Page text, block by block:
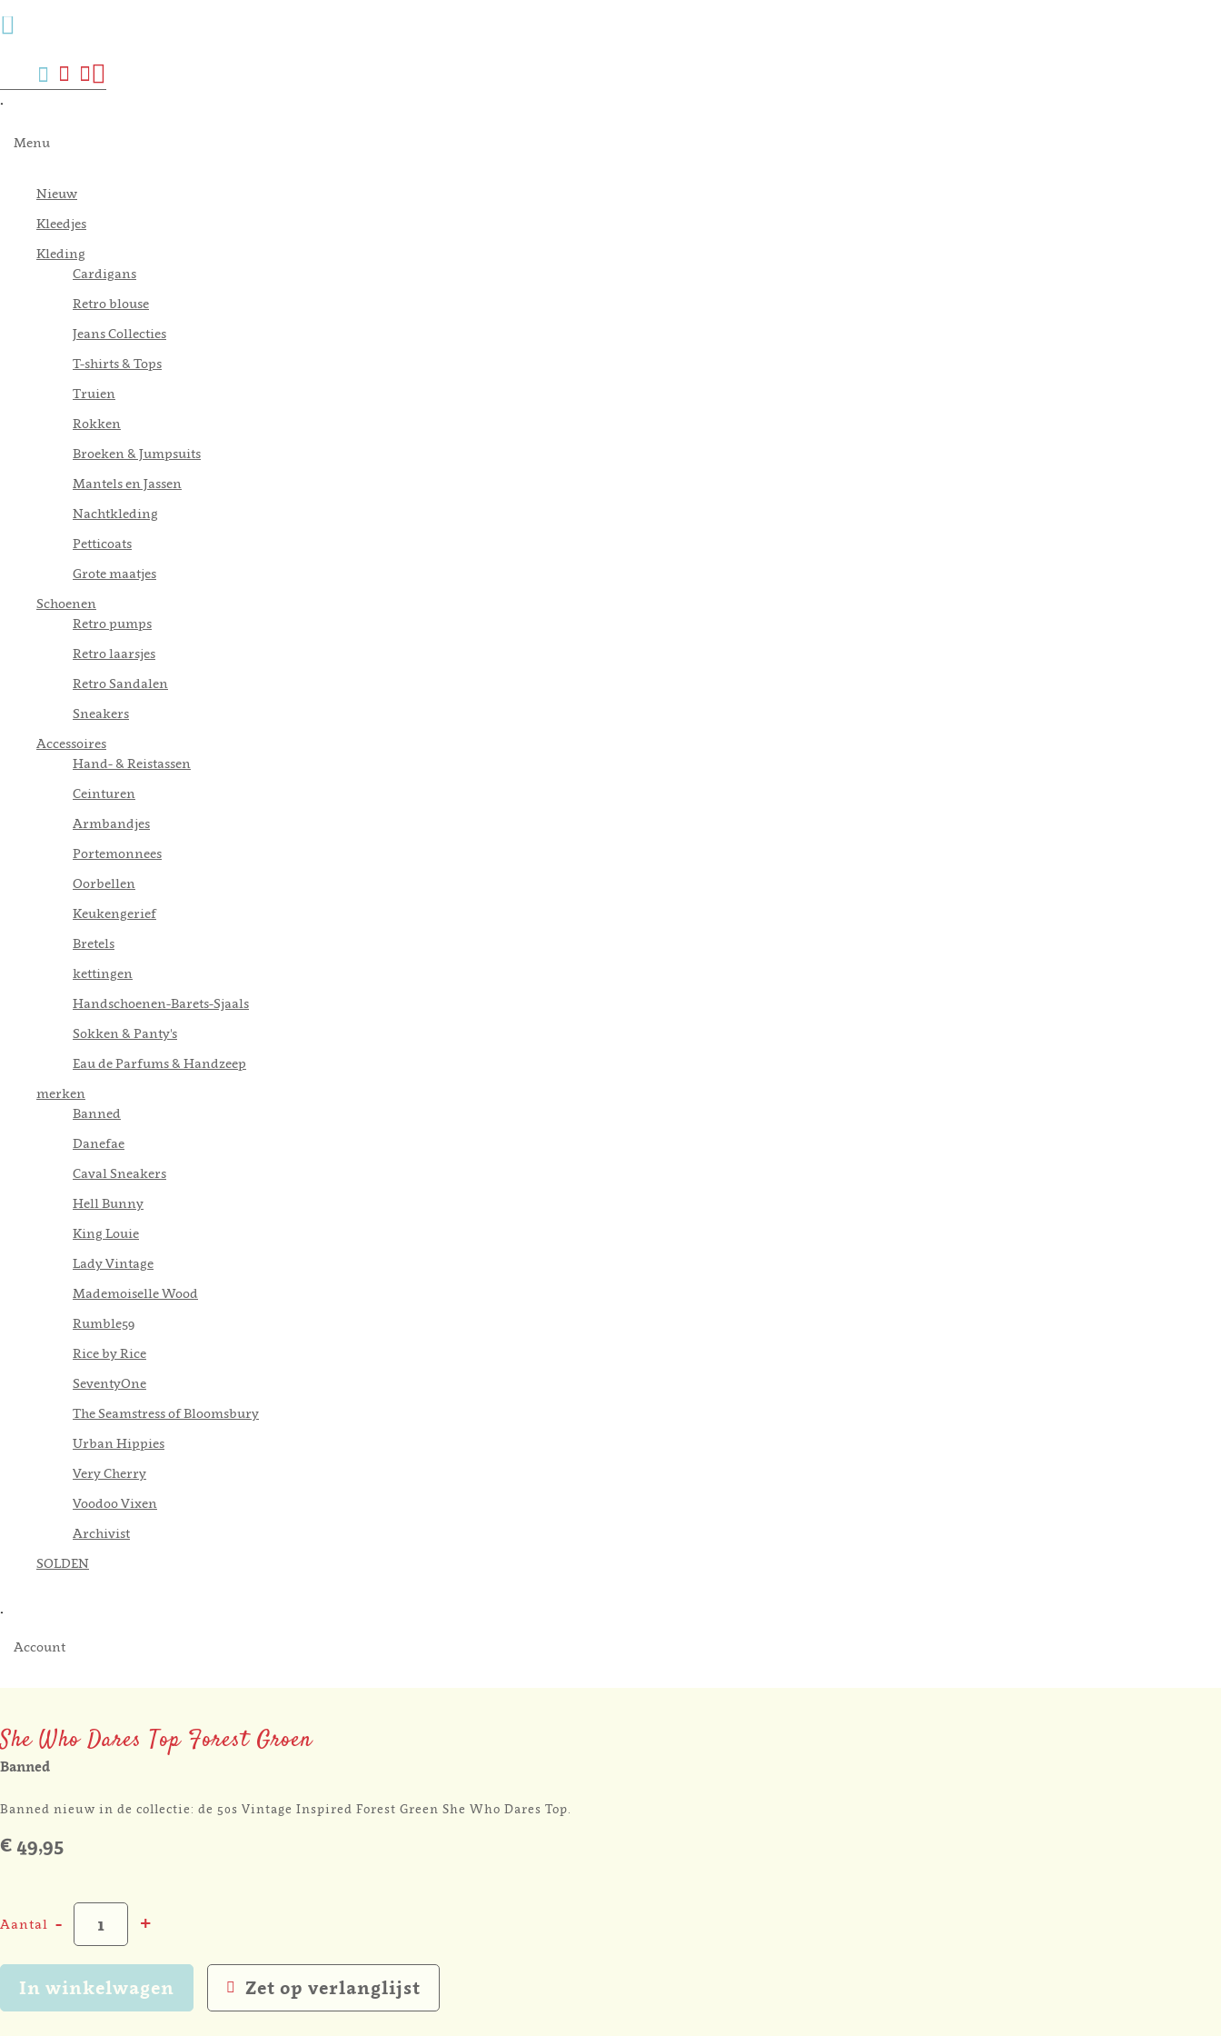
Verlanglijst
Mijn
account
Zoek
.
Menu
Nieuw
Kleedjes
Kleding
Cardigans
Retro blouse
Jeans Collecties
T-shirts & Tops
Truien
Rokken
Broeken & Jumpsuits
Mantels en Jassen
Nachtkleding
Petticoats
Grote maatjes
Schoenen
Retro pumps
Retro laarsjes
Retro Sandalen
Sneakers
Accessoires
Hand- & Reistassen
Ceinturen
Armbandjes
Portemonnees
Oorbellen
Keukengerief
Bretels
kettingen
Handschoenen-Barets-Sjaals
Sokken & Panty's
Eau de Parfums & Handzeep
merken
Banned
Danefae
Caval Sneakers
Hell Bunny
King Louie
Lady Vintage
Mademoiselle Wood
Rumble59
Rice by Rice
SeventyOne
The Seamstress of Bloomsbury
Urban Hippies
Very Cherry
Voodoo Vixen
Archivist
SOLDEN
.
Account
She Who Dares Top Forest Groen
Banned
Banned nieuw in de collectie: de 50s Vintage Inspired Forest Green She Who Dares Top.
€ 49,95
Aantal - +
In winkelwagen Zet op verlanglijst